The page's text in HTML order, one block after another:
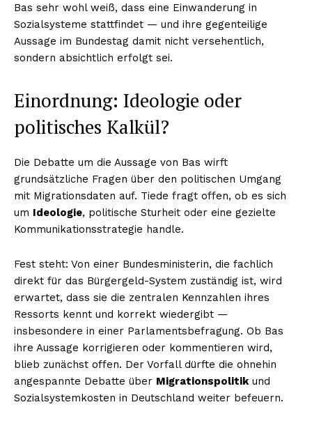
Bas sehr wohl weiß, dass eine Einwanderung in
Sozialsysteme stattfindet — und ihre gegenteilige
Aussage im Bundestag damit nicht versehentlich,
sondern absichtlich erfolgt sei.
Einordnung: Ideologie oder
politisches Kalkül?
Die Debatte um die Aussage von Bas wirft
grundsätzliche Fragen über den politischen Umgang
mit Migrationsdaten auf. Tiede fragt offen, ob es sich
um Ideologie, politische Sturheit oder eine gezielte
Kommunikationsstrategie handle.
Fest steht: Von einer Bundesministerin, die fachlich
direkt für das Bürgergeld-System zuständig ist, wird
erwartet, dass sie die zentralen Kennzahlen ihres
Ressorts kennt und korrekt wiedergibt —
insbesondere in einer Parlamentsbefragung. Ob Bas
ihre Aussage korrigieren oder kommentieren wird,
blieb zunächst offen. Der Vorfall dürfte die ohnehin
angespannte Debatte über Migrationspolitikund
Sozialsystemkosten in Deutschland weiter befeuern.